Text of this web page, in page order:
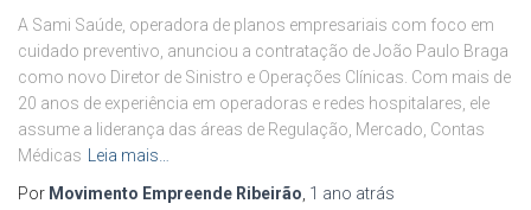
A Sami Saúde, operadora de planos empresariais com foco em
cuidado preventivo, anunciou a contratação de João Paulo Braga
como novo Diretor de Sinistro e Operações Clínicas. Com mais de
20 anos de experiência em operadoras e redes hospitalares, ele
assume a liderança das áreas de Regulação, Mercado, Contas
Médicas Leia mais…
Por Movimento Empreende Ribeirão, 1 ano atrás